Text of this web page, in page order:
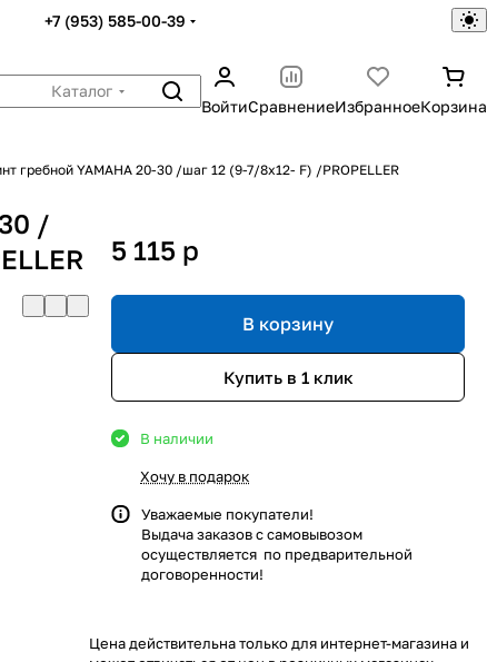
+7 (953) 585-00-39
Каталог
ВойтиСравнениеИзбранноеКорзина
гребной YAMAHA 20-30 /шаг 12 (9-7/8х12- F) /PROPELLER
/
5 115 p
В корзину
Купить в 1 клик
В наличии
Хочу в подарок
Уважаемые покупатели!
Выдача заказов с самовывозом
осуществляется по предварительной
договоренности!
Цена действительна только для интернет-магазина и